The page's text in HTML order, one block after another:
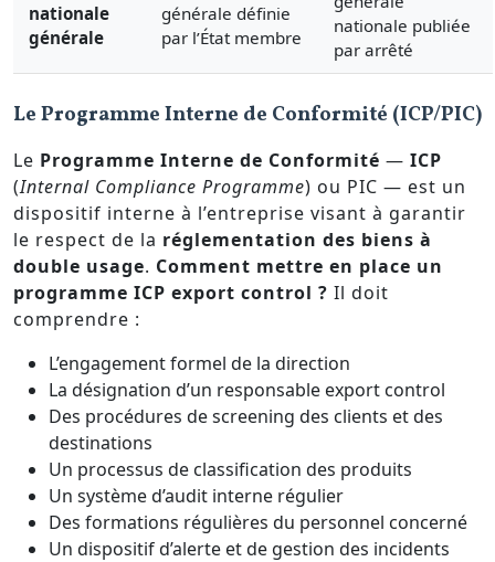
nationale
générale
générale définie
par l’État membre
nationale publiée
par arrêté
Le Programme Interne de Conformité (ICP/PIC)
Le Programme Interne de Conformité — ICP
(Internal Compliance Programme) ou PIC — est un
dispositif interne à l’entreprise visant à garantir
le respect de la réglementation des biens à
double usage. Comment mettre en place un
programme ICP export control ? Il doit
comprendre :
L’engagement formel de la direction
La désignation d’un responsable export control
Des procédures de screening des clients et des
destinations
Un processus de classification des produits
Un système d’audit interne régulier
Des formations régulières du personnel concerné
Un dispositif d’alerte et de gestion des incidents